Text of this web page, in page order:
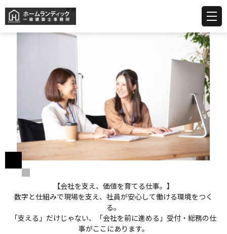
【会社を支え、価値を育てる仕事。】
数字と仕組みで現場を支え、社員が安心して働ける環境をつく
る。
「支える」だけじゃない、「会社を前に進める」受付・総務の仕
事がここにあります。